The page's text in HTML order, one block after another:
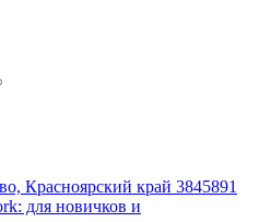
Красноярский край 3845891
для новичков и